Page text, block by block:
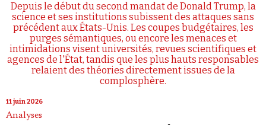
Depuis le début du second mandat de Donald Trump, la
science et ses institutions subissent des attaques sans
précédent aux États-Unis. Les coupes budgétaires, les
purges sémantiques, ou encore les menaces et
intimidations visent universités, revues scientifiques et
agences de l'État, tandis que les plus hauts responsables
relaient des théories directement issues de la
complosphère.
11 juin 2026
Analyses